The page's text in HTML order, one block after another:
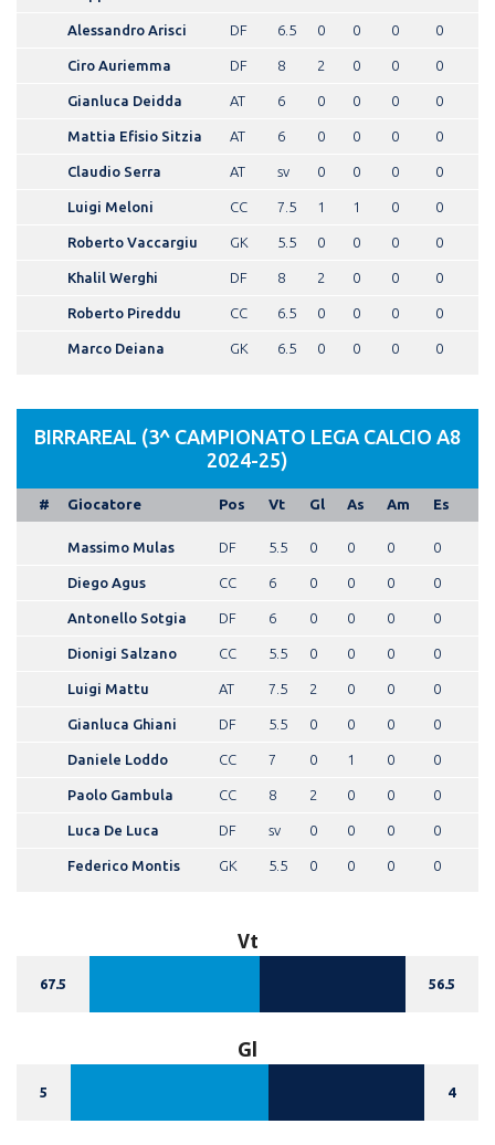
Alessandro Arisci DF 6.5 0 0 0 0
Ciro Auriemma DF 8 2 0 0 0
Gianluca Deidda AT 6 0 0 0 0
Mattia Efisio Sitzia AT 6 0 0 0 0
Claudio Serra AT sv 0 0 0 0
Luigi Meloni CC 7.5 1 1 0 0
Roberto Vaccargiu GK 5.5 0 0 0 0
Khalil Werghi DF 8 2 0 0 0
Roberto Pireddu CC 6.5 0 0 0 0
Marco Deiana GK 6.5 0 0 0 0
BIRRAREAL (3^ CAMPIONATO LEGA CALCIO A8
2024-25)
# Giocatore Pos Vt Gl As Am Es
Massimo Mulas DF 5.5 0 0 0 0
Diego Agus CC 6 0 0 0 0
Antonello Sotgia DF 6 0 0 0 0
Dionigi Salzano CC 5.5 0 0 0 0
Luigi Mattu AT 7.5 2 0 0 0
Gianluca Ghiani DF 5.5 0 0 0 0
Daniele Loddo CC 7 0 1 0 0
Paolo Gambula CC 8 2 0 0 0
Luca De Luca DF sv 0 0 0 0
Federico Montis GK 5.5 0 0 0 0
Vt
67.5 56.5
Gl
5 4